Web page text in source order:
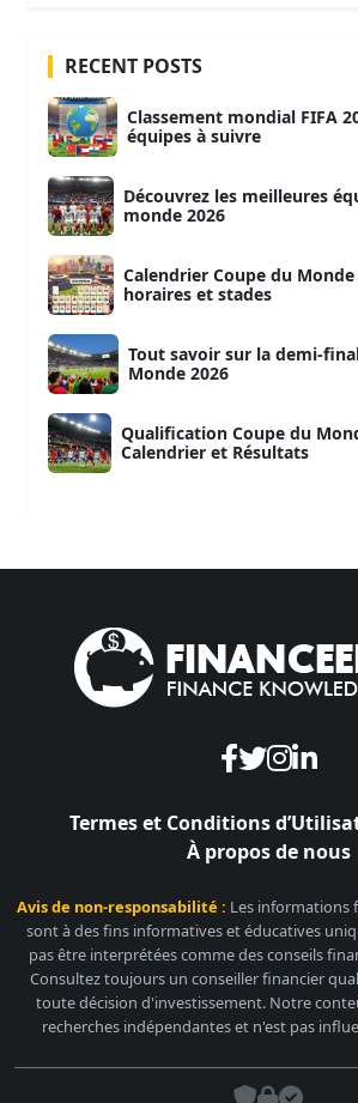
RECENT POSTS
Classement mondial FIFA
équipes à suivre
Découvrez les meilleures
monde 2026
Calendrier Coupe du Monde
horaires et stades
Tout savoir sur la demi-
Monde 2026
Qualification Coupe du
Calendrier et Résultats
Termes et Conditions
À propos de nous
Avis de non-responsabilité : Les informations
sont à des fins informatives et éducatives
pas être interprétées comme des conseils
Consultez toujours un conseiller financier
toute décision d'investissement. Notre
recherches indépendantes et n'est pas